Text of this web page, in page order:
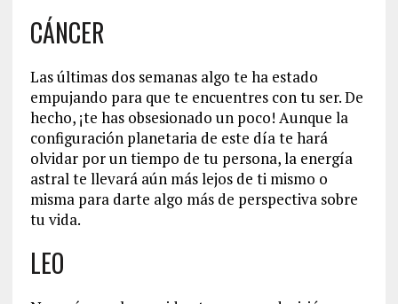
CÁNCER
Las últimas dos semanas algo te ha estado
empujando para que te encuentres con tu ser. De
hecho, ¡te has obsesionado un poco! Aunque la
configuración planetaria de este día te hará
olvidar por un tiempo de tu persona, la energía
astral te llevará aún más lejos de ti mismo o
misma para darte algo más de perspectiva sobre
tu vida.
LEO